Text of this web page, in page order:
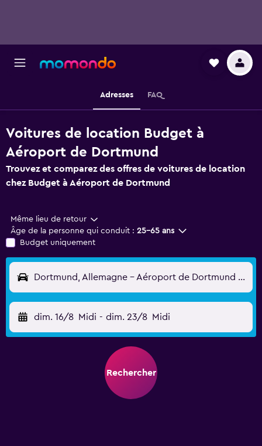
Adresses FAQ
Voitures de location Budget à
Aéroport de Dortmund
Trouvez et comparez des offres de voitures de location
chez Budget à Aéroport de Dortmund
Même lieu de retour
Âge de la personne qui conduit : 25-65 ans
Budget uniquement
Dortmund, Allemagne - Aéroport de Dortmund (DTM)
dim. 16/8 Midi - dim. 23/8 Midi
Rechercher